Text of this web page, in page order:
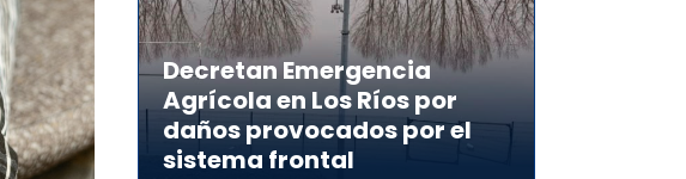
Decretan Emergencia
Agrícola en Los Ríos por
daños provocados por el
sistema frontal